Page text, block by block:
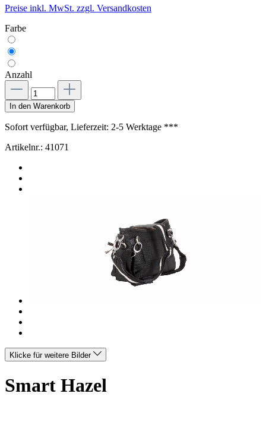
Preise inkl. MwSt. zzgl. Versandkosten
Farbe
Anzahl
In den Warenkorb
Sofort verfügbar, Lieferzeit: 2-5 Werktage ***
Artikelnr.: 41071
Klicke für weitere Bilder
Smart Hazel